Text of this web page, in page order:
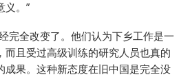
义。”
完全改变了。他们认为下乡工作是一
而且受过高级训练的研究人员也真的
成果。这种新态度在旧中国是完全没